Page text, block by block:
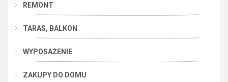
REMONT
TARAS, BALKON
WYPOSAŻENIE
ZAKUPY DO DOMU